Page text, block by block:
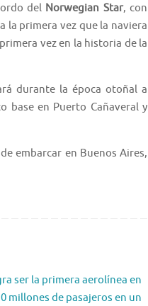
del Norwegian Star, con
la primera vez que la naviera
vez en la historia de la
durante la época otoñal a
base en Puerto Cañaveral y
embarcar en Buenos Aires,
ser la primera aerolínea en
millones de pasajeros en un